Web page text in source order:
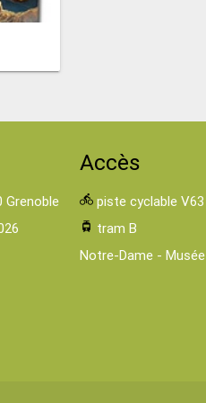
Grenoble
Accès
directions_bike piste cyclable V63
tram tram B
Notre-Dame - Musée